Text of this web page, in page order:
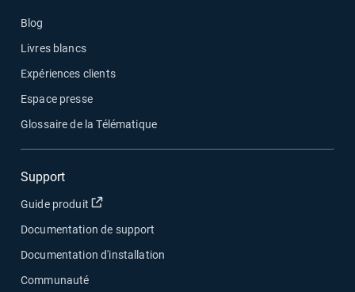
Blog
Livres blancs
Expériences clients
Espace presse
Glossaire de la Télématique
Support
Guide produit Ouvrir dans une nouvelle fenêtre
Documentation de support
Documentation d'installation
Communauté